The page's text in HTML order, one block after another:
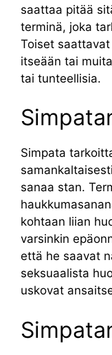
saattaa pitää
terminä, joka
Toiset
itseään tai
tai tunteellisia.
Simpata
sanaa stan.
kohtaan liian
varsinkin
että he saavat
seksuaalista
uskovat